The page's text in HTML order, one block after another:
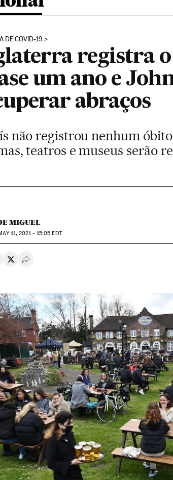
DE COVID-19
registra
um ano e
abraços
não registrou nenhum
teatros e museus serão
MIGUEL
11, 2021 - 15:05 EDT
en Whatsapp
en Facebook
Compartir en Twitter
Desplegar Redes Sociales